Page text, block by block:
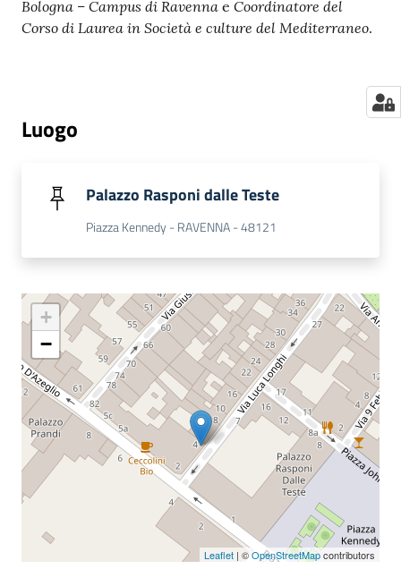
Bologna – Campus di Ravenna e Coordinatore del
Corso di Laurea in Società e culture del Mediterraneo.
Luogo
Palazzo Rasponi dalle Teste
Piazza Kennedy - RAVENNA - 48121
+
−
Leaflet | ©OpenStreetMapcontributors